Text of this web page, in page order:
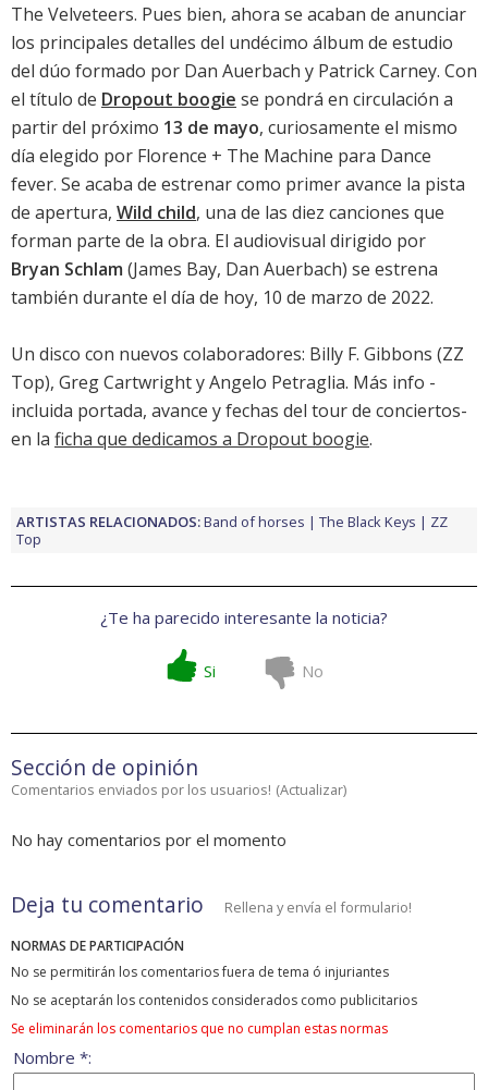
The Velveteers. Pues bien, ahora se acaban de anunciar
los principales detalles del undécimo álbum de estudio
del dúo formado por Dan Auerbach y Patrick Carney. Con
el título de Dropout boogie se pondrá en circulación a
partir del próximo 13 de mayo, curiosamente el mismo
día elegido por Florence + The Machine para Dance
fever. Se acaba de estrenar como primer avance la pista
de apertura, Wild child, una de las diez canciones que
forman parte de la obra. El audiovisual dirigido por
Bryan Schlam (James Bay, Dan Auerbach) se estrena
también durante el día de hoy, 10 de marzo de 2022.
Un disco con nuevos colaboradores: Billy F. Gibbons (ZZ
Top), Greg Cartwright y Angelo Petraglia. Más info -
incluida portada, avance y fechas del tour de conciertos-
en la ficha que dedicamos a Dropout boogie.
ARTISTAS RELACIONADOS:Band of horses The Black Keys
ZZ
Top
¿Te ha parecido interesante la noticia?
Si No
Sección de opinión
Comentarios enviados por los usuarios! (Actualizar)
No hay comentarios por el momento
Deja tu comentario Rellena y envía el formulario!
NORMAS DE PARTICIPACIÓN
No se permitirán los comentarios fuera de tema ó injuriantes
No se aceptarán los contenidos considerados como publicitarios
Se eliminarán los comentarios que no cumplan estas normas
Nombre *: